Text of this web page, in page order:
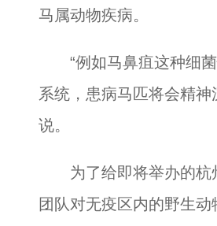
马属动物疾病。
“例如马鼻疽这种细菌
系统，患病马匹将会精
说。
为了给即将举办的杭
团队对无疫区内的野生